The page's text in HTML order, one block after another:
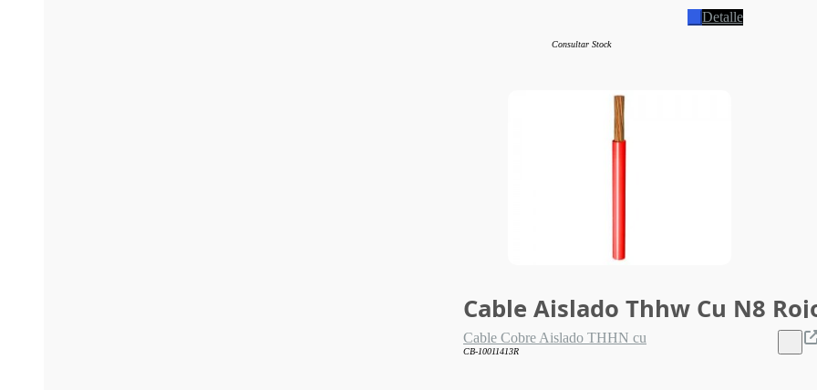
Detalle
Consultar Stock
Cable Aislado Thhw Cu N8
Cable Cobre Aislado THHN cu
CB-10011413R